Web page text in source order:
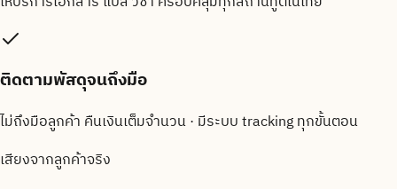
ติดตามพัสดุจนถึงมือ
ไม่ถึงมือลูกค้า คืนเงินเต็มจำนวน · มีระบบ tracking ทุกขั้นตอน
เสียงจากลูกค้าจริง